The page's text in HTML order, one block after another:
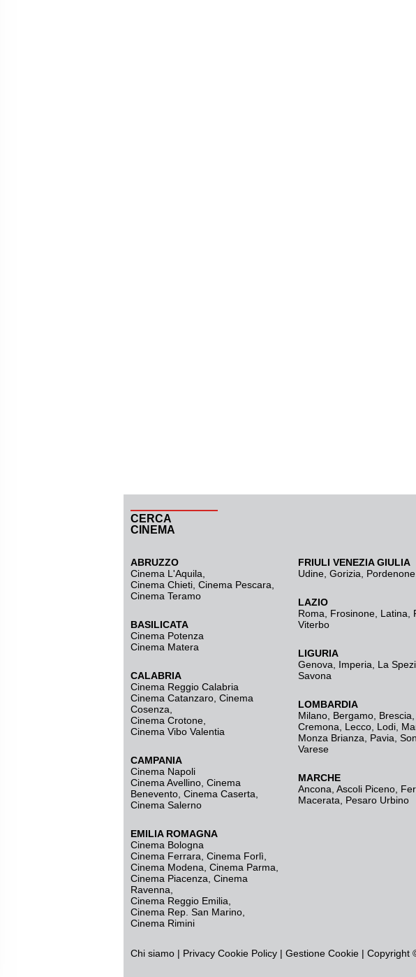
CERCA
CINEMA
ABRUZZO
Cinema L'Aquila
Cinema Chieti, Cinema Pescara,
Cinema Teramo
BASILICATA
Cinema Potenza
Cinema Matera
CALABRIA
Cinema Reggio Calabria
Cinema Catanzaro Cinema
Cosenza
Cinema Crotone
Cinema Vibo Valentia
CAMPANIA
Cinema Napoli
Cinema Avellino Cinema
Benevento Cinema Caserta
Cinema Salerno
EMILIA ROMAGNA
Cinema Bologna
Cinema Ferrara Cinema Forlì
Cinema Modena Cinema Parma
Cinema Piacenza Cinema
Ravenna
Cinema Reggio Emilia
Cinema Rep. San Marino
Cinema Rimini
FRIULI VENEZIA GIULIA
Udine Gorizia Pordenone
LAZIO
Roma
Frosinone Latina
Viterbo
LIGURIA
Genova
Imperia La
Savona
LOMBARDIA
Milano Bergamo
Cremona
Lecco Lodi
Monza Brianza
Pavia
Varese
MARCHE
Ancona Ascoli Piceno
Macerata
Pesaro Urbino
Chi siamo | Privacy Cookie Policy | Gestione Cookie | Copyright